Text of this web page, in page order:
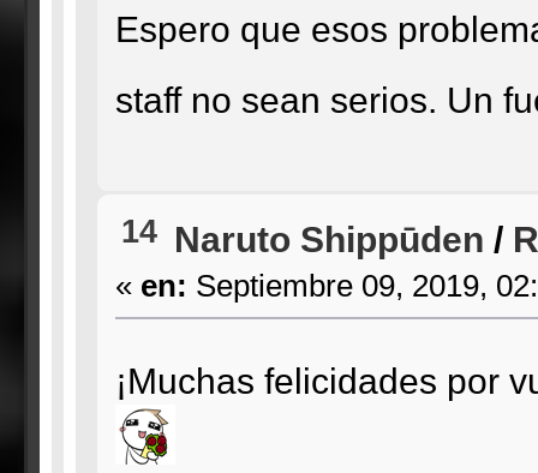
Espero que esos
staff no sean serios. Un
14 Naruto Shippūden /
« en: Septiembre 09, 2019,
¡Muchas felicidades por